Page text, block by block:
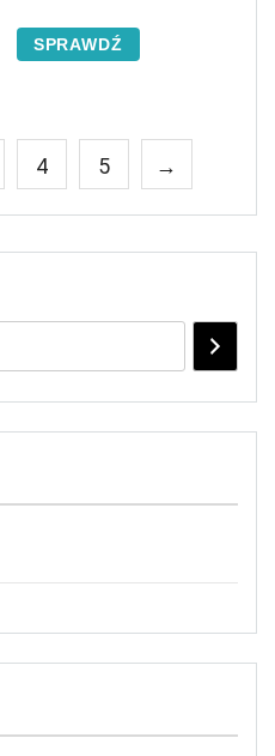
SPRAWDŹ
4 5 →